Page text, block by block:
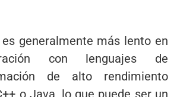
es generalmente más lento en
con lenguajes de
de alto rendimiento
o Java, lo que puede ser un